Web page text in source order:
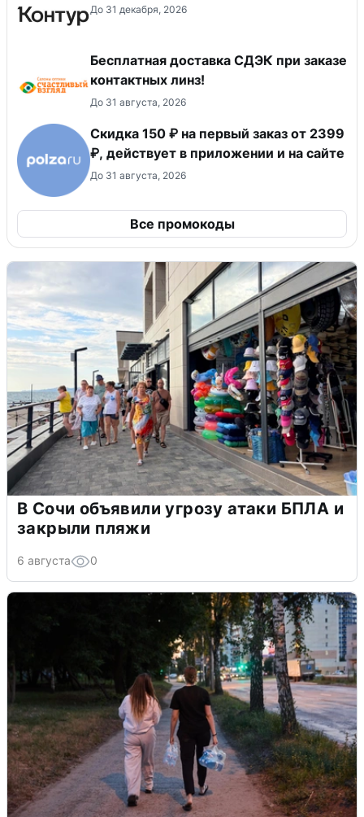
До 31 декабря, 2026
Бесплатная доставка СДЭК при заказе
контактных линз!
До 31 августа, 2026
Скидка 150 ₽ на первый заказ от 2399
₽, действует в приложении и на сайте
До 31 августа, 2026
Все промокоды
В Сочи объявили угрозу атаки БПЛА и
закрыли пляжи
6 августа 0